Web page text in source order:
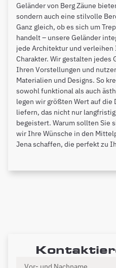
Geländer von Berg Zäune
sondern auch eine stilvolle
Ganz gleich, ob es sich um
handelt – unsere Geländer
jede Architektur und
Charakter. Wir gestalten jedes
Ihren Vorstellungen und
Materialien und Designs. So
sowohl funktional als auch
legen wir größten Wert auf die
liefern, das nicht nur
begeistert. Warum sollten Sie
wir Ihre Wünsche in den
Jena schaffen, die perfekt zu